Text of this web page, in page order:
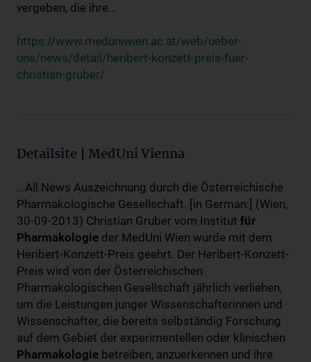
vergeben, die ihre...
https://www.meduniwien.ac.at/web/ueber-
uns/news/detail/heribert-konzett-preis-fuer-
christian-gruber/
Detailsite | MedUni Vienna
...All News Auszeichnung durch die Österreichische
Pharmakologische Gesellschaft. [in German:] (Wien,
30-09-2013) Christian Gruber vom Institut für
Pharmakologie der MedUni Wien wurde mit dem
Heribert-Konzett-Preis geehrt. Der Heribert-Konzett-
Preis wird von der Österreichischen
Pharmakologischen Gesellschaft jährlich verliehen,
um die Leistungen junger Wissenschafterinnen und
Wissenschafter, die bereits selbständig Forschung
auf dem Gebiet der experimentellen oder klinischen
Pharmakologie betreiben, anzuerkennen und ihre